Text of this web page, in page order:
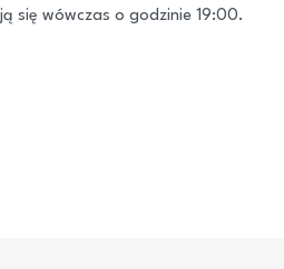
się wówczas o godzinie 19:00.